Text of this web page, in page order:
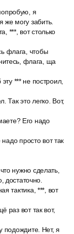
я
же могу забить.
***, вот столько
флага, чтобы
флага, ща
*** не построил,
Так это легко. Вот,
Его надо
просто вот так
нужно сделать,
достаточно.
тактика, ***, вот
раз вот так вот,
подождите. Нет, я